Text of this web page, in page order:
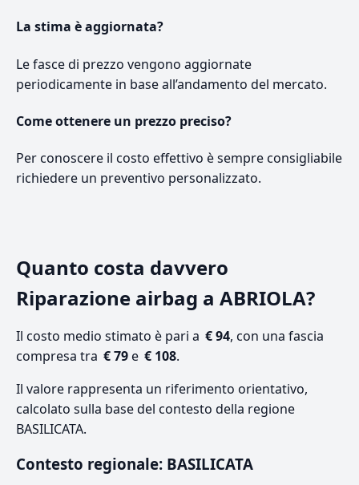
La stima è aggiornata?
Le fasce di prezzo vengono aggiornate
periodicamente in base all’andamento del mercato.
Come ottenere un prezzo preciso?
Per conoscere il costo effettivo è sempre consigliabile
richiedere un preventivo personalizzato.
Quanto costa davvero
Riparazione airbag a ABRIOLA?
Il costo medio stimato è pari a € 94, con una fascia
compresa tra € 79e € 108.
Il valore rappresenta un riferimento orientativo,
calcolato sulla base del contesto della regione
BASILICATA.
Contesto regionale: BASILICATA